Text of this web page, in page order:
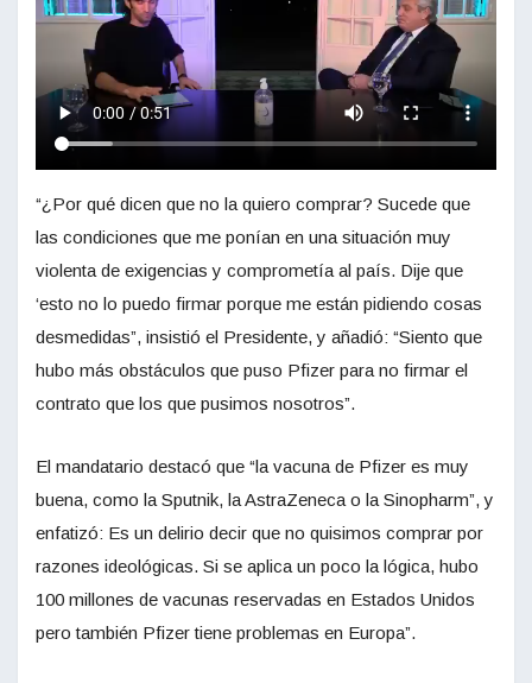
“¿Por qué dicen que no la quiero comprar? Sucede que
las condiciones que me ponían en una situación muy
violenta de exigencias y comprometía al país. Dije que
‘esto no lo puedo firmar porque me están pidiendo cosas
desmedidas”, insistió el Presidente, y añadió: “Siento que
hubo más obstáculos que puso Pfizer para no firmar el
contrato que los que pusimos nosotros”.
El mandatario destacó que “la vacuna de Pfizer es muy
buena, como la Sputnik, la AstraZeneca o la Sinopharm”, y
enfatizó: Es un delirio decir que no quisimos comprar por
razones ideológicas. Si se aplica un poco la lógica, hubo
100 millones de vacunas reservadas en Estados Unidos
pero también Pfizer tiene problemas en Europa”.